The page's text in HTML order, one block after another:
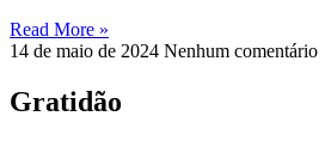
Read More »
14 de maio de 2024 Nenhum comentário
Gratidão